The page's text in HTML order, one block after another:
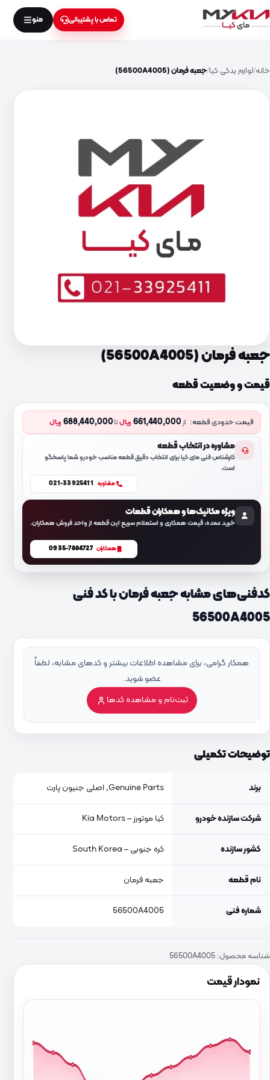
تماس با پشتیبانی منو
خانه لوازم یدکی کیا جعبه فرمان (56500A4005)
نمودار قیمت
جعبه فرمان (56500A4005)
قیمت و وضعیت قطعه
قیمت حدودی قطعه: از661,440,000 ریالتا688,440,000 ریال
مشاوره در انتخاب قطعه
کارشناس فنی مای کیا برای انتخاب دقیق قطعه مناسب خودرو شما پاسخگو
است.
مشاوره 021-33925411
ویژه مکانیک‌ها و همکاران قطعات
خرید عمده، قیمت همکاری و استعلام سریع این قطعه از واحد فروش همکاران.
همکاران 0935-7884727
کدفنی‌های مشابه جعبه فرمان با کد فنی
56500A4005
همکار گرامی، برای مشاهده اطلاعات بیشتر و کدهای مشابه، لطفاً
عضو شوید.
ثبت‌نام و مشاهده کدها
توضیحات تکمیلی
برند Genuine Parts, اصلی جنیون پارت
شرکت سازنده خودرو کیا موتورز – Kia Motors
کشور سازنده کره جنوبی – South Korea
نام قطعه جعبه فرمان
شماره فنی 56500A4005
شناسه محصول: 56500A4005